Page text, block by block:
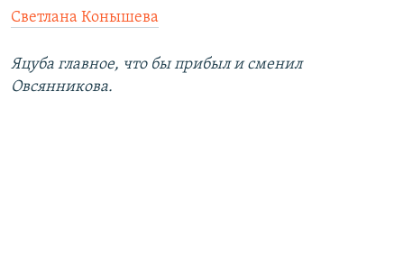
Светлана Конышева
Яцуба главное, что бы прибыл и сменил
Овсянникова.